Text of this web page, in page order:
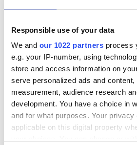
Responsible use of your data
We and our 1022 partners process
e.g. your IP-number, using
store and access information on
serve personalized ads and content,
measurement, audience research
development. You have a choice in
and for what purposes. Your
applicable on this digital property
Τιμή
0 - 100 EUR
100 - 200 EUR
200 - 300 EUR
300+ EUR
CECURESA VIP
Panama city, Republic of Panama
11.68 χλμ από το κέντρο της πόλης
Αναψυκτικά Δωρεάν WiFi
Δωρεάν Μεταφορά
Δωρεάν